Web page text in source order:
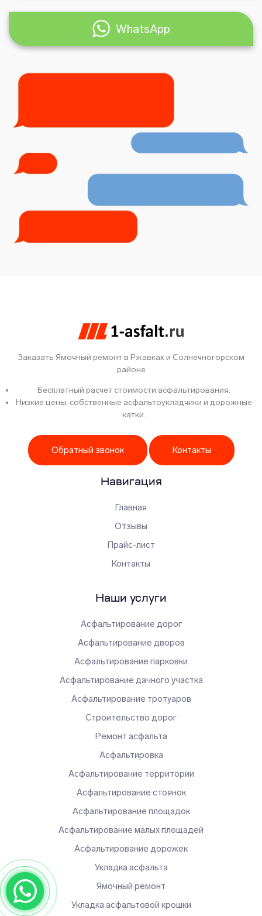
WhatsApp
Заказать Ямочный ремонт в Ржавках и Солнечногорском
районе
Бесплатный расчет стоимости асфальтирования.
Низкие цены, собственные асфальтоукладчики и дорожные
катки.
Обратный звонок Контакты
Навигация
Главная
Отзывы
Прайс-лист
Контакты
Наши услуги
Асфальтирование дорог
Асфальтирование дворов
Асфальтирование парковки
Асфальтирование дачного участка
Асфальтирование тротуаров
Строительство дорог
Ремонт асфальта
Асфальтировка
Асфальтирование территории
Асфальтирование стоянок
Асфальтирование площадок
Асфальтирование малых площадей
Асфальтирование дорожек
Укладка асфальта
Ямочный ремонт
Укладка асфальтовой крошки